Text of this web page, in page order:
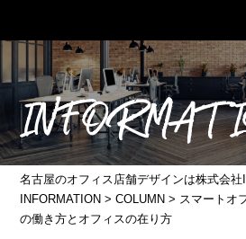
名古屋のオフィス店舗デザインは株式会社
INFORMATION >COLUMN > スマートオ
の働き方とオフィスの在り方